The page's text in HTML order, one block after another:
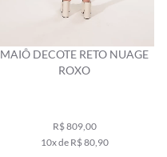
MAIÔ DECOTE RETO NUAGE
ROXO
R$ 809,00
10x de R$ 80,90